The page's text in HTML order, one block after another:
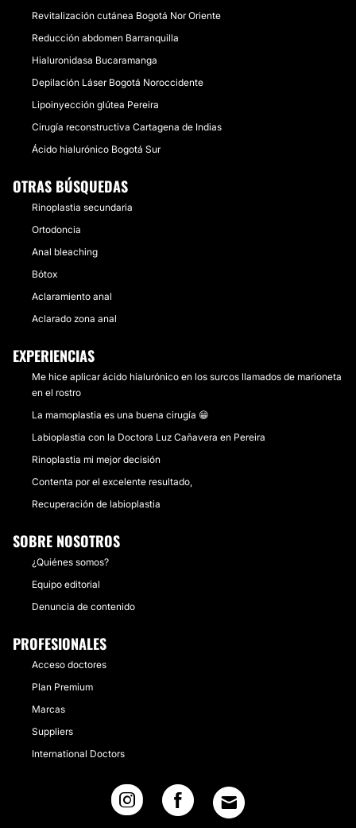
Revitalización cutánea Bogotá Nor Oriente
Reducción abdomen Barranquilla
Hialuronidasa Bucaramanga
Depilación Láser Bogotá Noroccidente
Lipoinyección glútea Pereira
Cirugía reconstructiva Cartagena de Indias
Ácido hialurónico Bogotá Sur
OTRAS BÚSQUEDAS
Rinoplastia secundaria
Ortodoncia
Anal bleaching
Bótox
Aclaramiento anal
Aclarado zona anal
EXPERIENCIAS
Me hice aplicar ácido hialurónico en los surcos llamados de marioneta
en el rostro
La mamoplastia es una buena cirugía 😁
Labioplastia con la Doctora Luz Cañavera en Pereira
Rinoplastia mi mejor decisión
Contenta por el excelente resultado,
Recuperación de labioplastia
SOBRE NOSOTROS
¿Quiénes somos?
Equipo editorial
Denuncia de contenido
PROFESIONALES
Acceso doctores
Plan Premium
Marcas
Suppliers
International Doctors